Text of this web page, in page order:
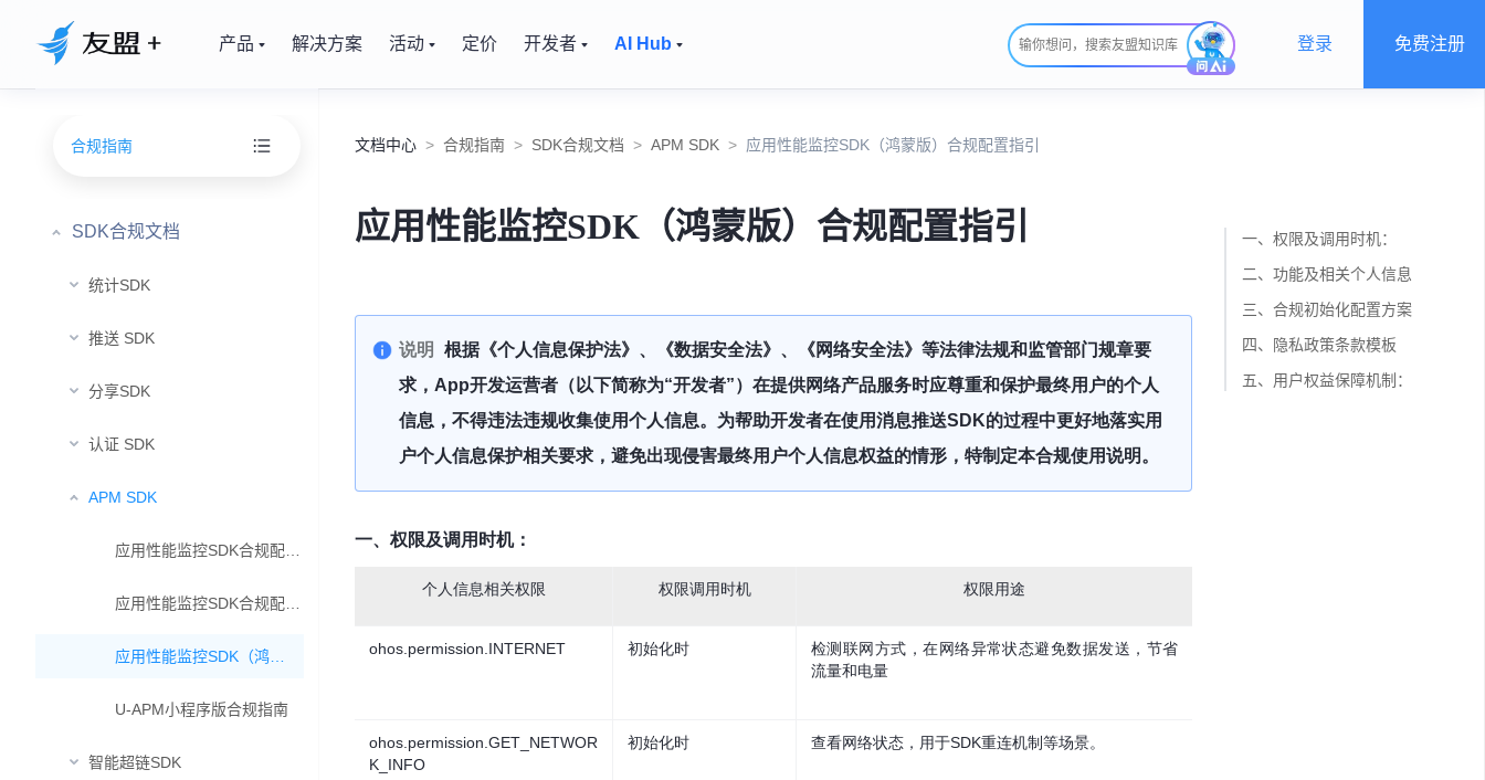
产品 解决方案 活动 定价 开发者 AI Hub 登录 免费注册
合规指南
SDK合规文档
统计SDK
推送 SDK
分享SDK
认证 SDK
APM SDK
应用性能监控SDK合规配置指引（安卓）
应用性能监控SDK合规配置指引（iOS）
应用性能监控SDK（鸿蒙版）合规配置指引
U-APM小程序版合规指南
智能超链SDK
文档中心 > 合规指南 > SDK合规文档 > APM SDK > 应用性能监控SDK（鸿蒙版）合规配置指引
一、权限及调用时机：
二、功能及相关个人信息
三、合规初始化配置方案
四、隐私政策条款模板
五、用户权益保障机制：
应用性能监控SDK（鸿蒙版）合规配置指引
说明
根据《个人信息保护法》、《数据安全法》、《网络安全法》等法律法规和监管部门规章要
求，App开发运营者（以下简称为“开发者”）在提供网络产品服务时应尊重和保护最终用户的个人
信息，不得违法违规收集使用个人信息。为帮助开发者在使用消息推送SDK的过程中更好地落实用
户个人信息保护相关要求，避免出现侵害最终用户个人信息权益的情形，特制定本合规使用说明。
一、权限及调用时机：
个人信息相关权限 权限调用时机 权限用途
ohos.permission.INTERNET 初始化时
检测联网方式，在网络异常状态避免数据发送，节省
流量和电量
ohos.permission.GET_NETWOR
K_INFO
初始化时 查看网络状态，用于SDK重连机制等场景。